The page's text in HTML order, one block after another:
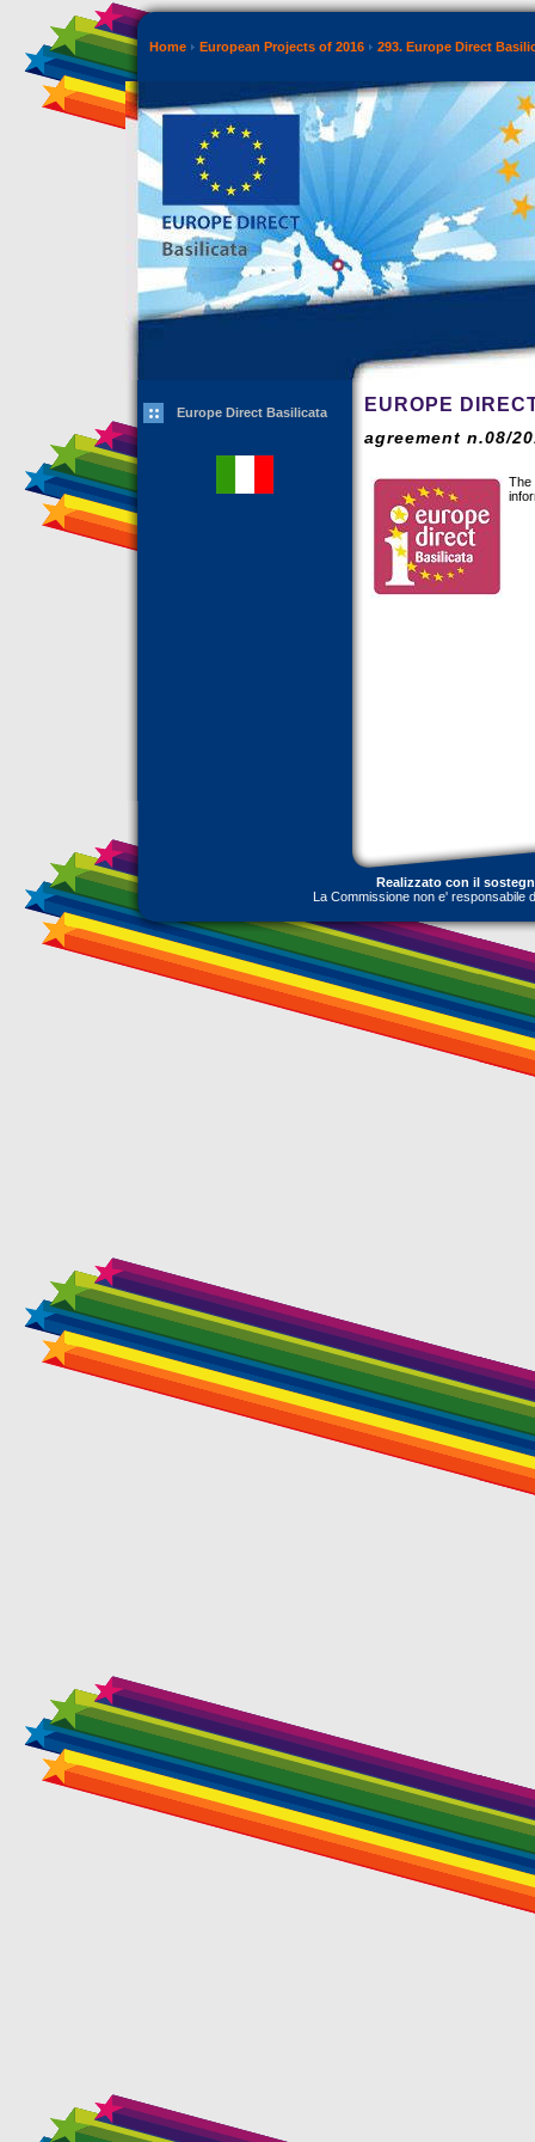
Home European Projects of 2016 293. Europe Direct
Europe Direct Basilicata EUROPE
agreement n.08/
The
Realizzato con il
La Commissione non e' responsabile